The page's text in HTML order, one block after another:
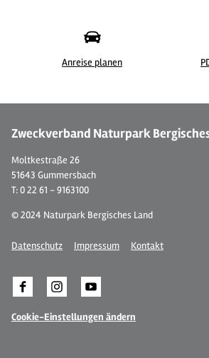
Anreise planen
Zweckverband Naturpark
Moltkestraße 26
51643 Gummersbach
T: 0 22 61 - 9163100
© 2024 Naturpark Bergisches Land
Datenschutz Impressum Kontakt
Cookie-Einstellungen ändern